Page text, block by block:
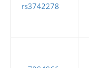
rs3742278